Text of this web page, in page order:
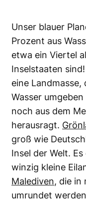
Unser blauer
Prozent aus
etwa ein Viertel
Inselstaaten
eine Landmasse,
Wasser
noch aus dem
herausragt.
groß wie
Insel der Welt.
winzig kleine
Malediven, die in
umrundet